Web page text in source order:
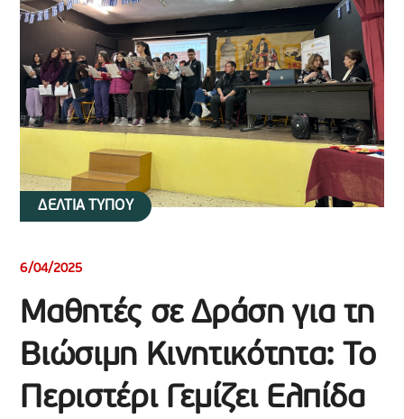
ΔΕΛΤΙΑ ΤΥΠΟΥ
6/04/2025
Μαθητές σε Δράση για τη
Βιώσιμη Κινητικότητα: Το
Περιστέρι Γεμίζει Ελπίδα